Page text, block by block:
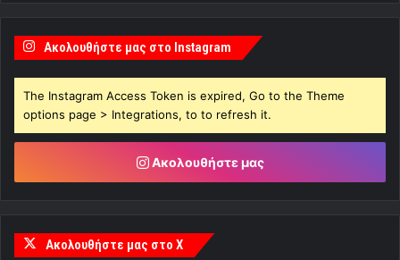
Ακολουθήστε μας στο Instagram
The Instagram Access Token is expired, Go to the Theme
options page > Integrations, to to refresh it.
Ακολουθήστε μας
Ακολουθήστε μας στο X